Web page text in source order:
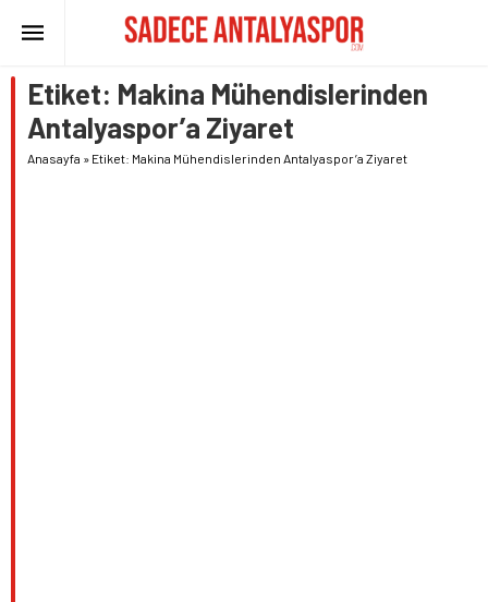
Etiket: Makina Mühendislerinden
Antalyaspor’a Ziyaret
Anasayfa » Etiket: Makina Mühendislerinden Antalyaspor’a Ziyaret